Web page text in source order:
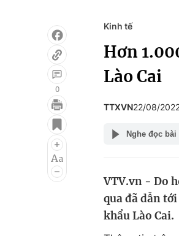
Điện ảnh
Âm nhạc
0
Kinh tế
Hơn
Lào Cai
TTXVN22/08/
Nghe đọc bài
VTV.vn - Do
qua đã dẫn
khẩu Lào Cai.